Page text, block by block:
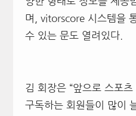
며, vitorscore 시스템을
수 있는 문도 열려있다.
김 회장은 “앞으로 스포
구독하는 회원들이 많이